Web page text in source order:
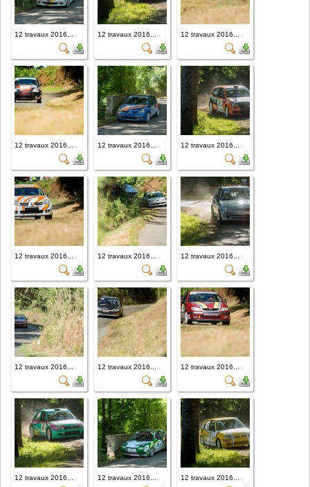
12 travaux 2016... 12 travaux 2016... 12 travaux 2016...
12 travaux 2016... 12 travaux 2016... 12 travaux 2016...
12 travaux 2016... 12 travaux 2016... 12 travaux 2016...
12 travaux 2016... 12 travaux 2016... 12 travaux 2016...
12 travaux 2016... 12 travaux 2016... 12 travaux 2016...